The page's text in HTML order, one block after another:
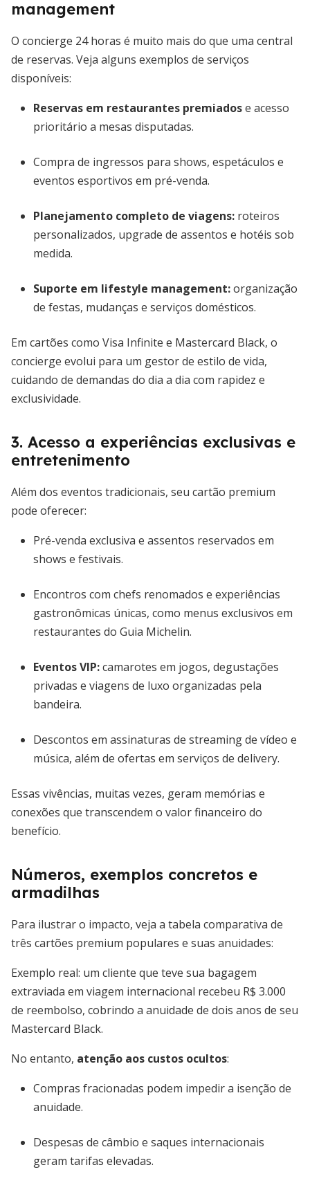
management
O concierge 24 horas é muito mais do que uma central
de reservas. Veja alguns exemplos de serviços
disponíveis:
Reservas em restaurantes premiadose acesso
prioritário a mesas disputadas.
Compra de ingressos para shows, espetáculos e
eventos esportivos em pré-venda.
Planejamento completo de viagens: roteiros
personalizados, upgrade de assentos e hotéis sob
medida.
Suporte em lifestyle management:organização
de festas, mudanças e serviços domésticos.
Em cartões como Visa Infinite e Mastercard Black, o
concierge evolui para um gestor de estilo de vida,
cuidando de demandas do dia a dia com rapidez e
exclusividade.
3. Acesso a experiências exclusivas e
entretenimento
Além dos eventos tradicionais, seu cartão premium
pode oferecer:
Pré-venda exclusiva e assentos reservados em
shows e festivais.
Encontros com chefs renomados e experiências
gastronômicas únicas, como menus exclusivos em
restaurantes do Guia Michelin.
Eventos VIP:camarotes em jogos, degustações
privadas e viagens de luxo organizadas pela
bandeira.
Descontos em assinaturas de streaming de vídeo e
música, além de ofertas em serviços de delivery.
Essas vivências, muitas vezes, geram memórias e
conexões que transcendem o valor financeiro do
benefício.
Números, exemplos concretos e
armadilhas
Para ilustrar o impacto, veja a tabela comparativa de
três cartões premium populares e suas anuidades:
Exemplo real: um cliente que teve sua bagagem
extraviada em viagem internacional recebeu R$ 3.000
de reembolso, cobrindo a anuidade de dois anos de seu
Mastercard Black.
No entanto, atenção aos custos ocultos:
Compras fracionadas podem impedir a isenção de
anuidade.
Despesas de câmbio e saques internacionais
geram tarifas elevadas.